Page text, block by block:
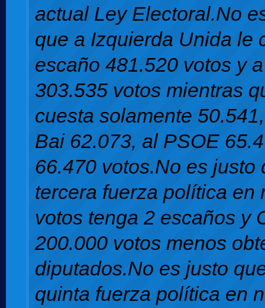
actual Ley Electoral.No
que a Izquierda Unida le
escaño 481.520 votos y
303.535 votos mientras
cuesta solamente
Bai 62.073, al PSOE
66.470 votos.No es justo
tercera fuerza política en
votos tenga 2 escaños y
200.000 votos menos
diputados.No es justo
quinta fuerza política en